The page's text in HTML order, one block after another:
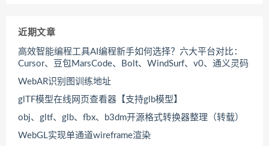
近期文章
高效智能编程工具AI编程新手如何选择？六大平台对比：
Cursor、豆包MarsCode、Bolt、WindSurf、v0、通义灵码
WebAR识别图训练地址
glTF模型在线网页查看器【支持glb模型】
obj、gltf、glb、fbx、b3dm开源格式转换器整理（转载）
WebGL实现单通道wireframe渲染